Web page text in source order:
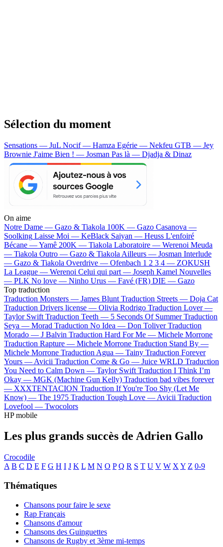
Sélection du moment
Sensations — JuL Nocif — Hamza Egérie — Nekfeu GTB — Jey
Brownie J'aime Bien ! — Josman Pas là — Djadja & Dinaz
On aime
Notre Dame — Gazo & Tiakola 100K — Gazo Casanova —
Soolking Laisse Moi — KeBlack Saiyan — Heuss L'enfoiré
Bécane —Yamê 200K — Tiakola Laboratoire — Werenoi Meuda
— Tiakola Outro — Gazo & Tiakola Ailleurs — Josman Interlude
— Gazo & Tiakola Overdrive — Ofenbach 1 2 3 4 — ZOKUSH
La League — Werenoi Celui qui part — Joseph Kamel Nouvelles
— PLK No love — Ninho Urus — Favé (FR) DIE — Gazo
Top traduction
Traduction Monsters — James Blunt Traduction Streets — Doja Cat
Traduction Drivers license — Olivia Rodrigo Traduction Lover —
Taylor Swift Traduction Teeth — 5 Seconds Of Summer Traduction
Seya — Morad Traduction No Idea — Don Toliver Traduction
Morado — J Balvin Traduction Hard For Me — Michele Morrone
Traduction Rapture — Michele Morrone Traduction Stand By —
Michele Morrone Traduction Agua — Tainy Traduction Forever
Yours — Avicii Traduction Come & Go — Juice WRLD Traduction
You Need to Calm Down — Taylor Swift Traduction I Think I’m
Okay — MGK (Machine Gun Kelly) Traduction bad vibes forever
— XXXTENTACION Traduction If You're Too Shy (Let Me
Know) — The 1975 Traduction Tough Love — Avicii Traduction
Lovefool — Twocolors
HP mobile
Les plus grands succès de Adrien Gallo
Crocodile
A B C D E F G H I J K L M N O P Q R S T U V W X Y Z 0-9
Thématiques
Chansons pour faire le sexe
Rap Français
Chansons d'amour
Chansons des Guinguettes
Chansons de Rugby et 3ème mi-temps